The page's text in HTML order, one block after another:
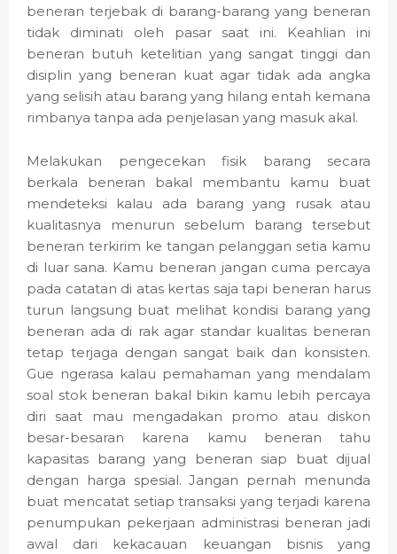
beneran terjebak di barang-barang yang beneran
tidak diminati oleh pasar saat ini. Keahlian ini
beneran butuh ketelitian yang sangat tinggi dan
disiplin yang beneran kuat agar tidak ada angka
yang selisih atau barang yang hilang entah kemana
rimbanya tanpa ada penjelasan yang masuk akal.
Melakukan pengecekan fisik barang secara
berkala beneran bakal membantu kamu buat
mendeteksi kalau ada barang yang rusak atau
kualitasnya menurun sebelum barang tersebut
beneran terkirim ke tangan pelanggan setia kamu
di luar sana. Kamu beneran jangan cuma percaya
pada catatan di atas kertas saja tapi beneran harus
turun langsung buat melihat kondisi barang yang
beneran ada di rak agar standar kualitas beneran
tetap terjaga dengan sangat baik dan konsisten.
Gue ngerasa kalau pemahaman yang mendalam
soal stok beneran bakal bikin kamu lebih percaya
diri saat mau mengadakan promo atau diskon
besar-besaran karena kamu beneran tahu
kapasitas barang yang beneran siap buat dijual
dengan harga spesial. Jangan pernah menunda
buat mencatat setiap transaksi yang terjadi karena
penumpukan pekerjaan administrasi beneran jadi
awal dari kekacauan keuangan bisnis yang